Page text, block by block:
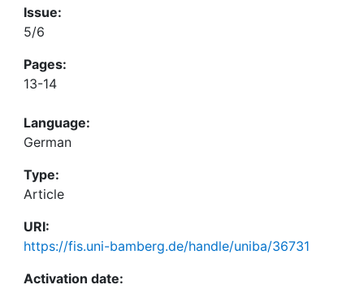
Issue:
5/6
Pages:
13-14
Language:
German
Type:
Article
URI:
https://fis.uni-bamberg.de/handle/uniba/36731
Activation date: